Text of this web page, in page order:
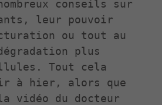
conseils sur
leur pouvoir
ou tout au
plus
Tout cela
à hier, alors que
vidéo du docteur